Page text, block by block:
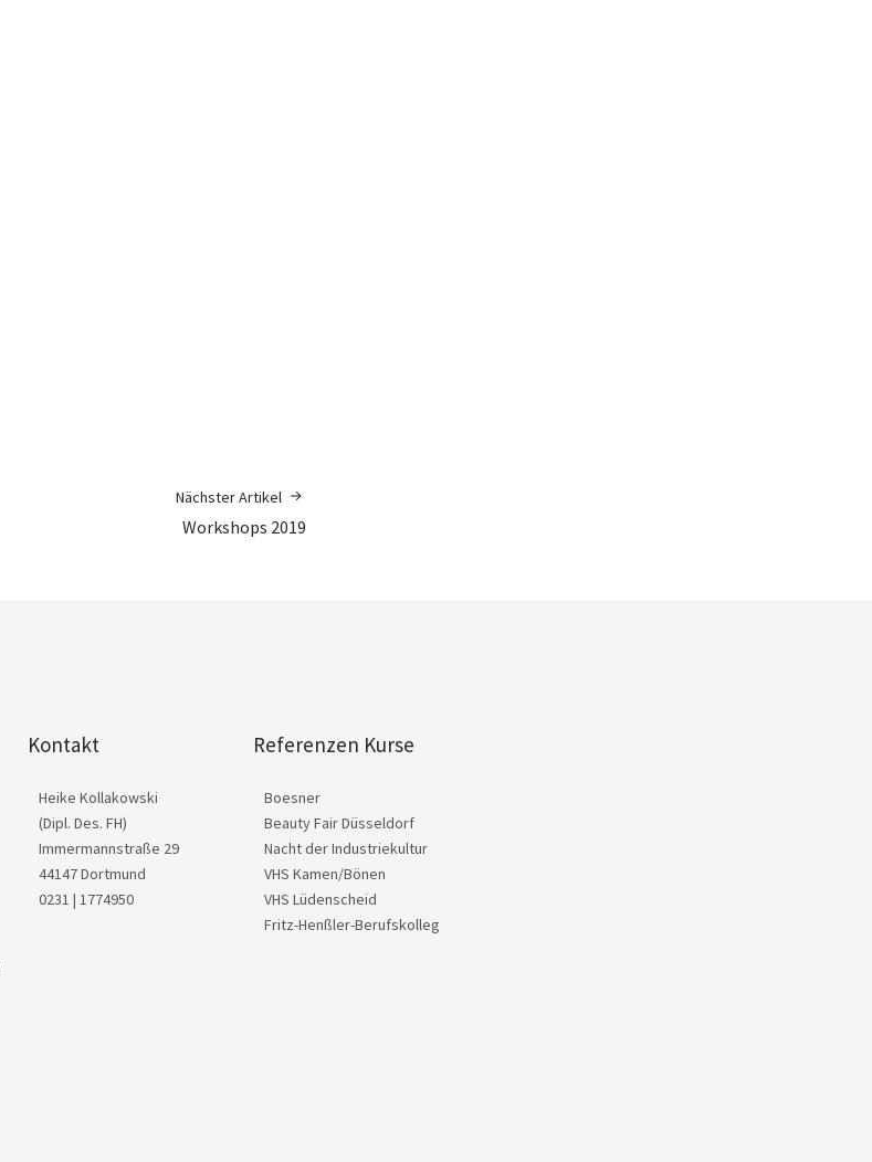
Nächster Artikel
Workshops 2019
Kontakt
Heike Kollakowski
(Dipl. Des. FH)
Immermannstraße 29
44147 Dortmund
0231 | 1774950
Referenzen Kurse
Boesner
Beauty Fair Düsseldorf
Nacht der Industriekultur
VHS Kamen/Bönen
VHS Lüdenscheid
Fritz-Henßler-Berufskolleg